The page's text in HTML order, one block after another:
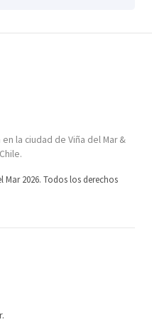
la ciudad de Viña del Mar &
2026. Todos los derechos